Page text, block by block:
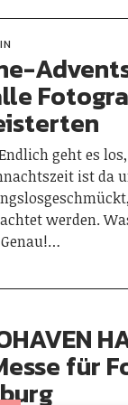
geht es
ist da
werden.
für